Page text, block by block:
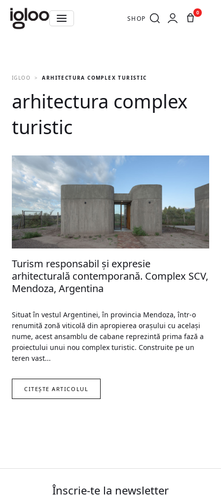
SHOP
0
IGLOO ARHITECTURA COMPLEX TURISTIC
arhitectura complex
turistic
Turism responsabil și expresie
arhitecturală contemporană. Complex SCV,
Mendoza, Argentina
Situat în vestul Argentinei, în provincia Mendoza, într-o
renumită zonă viticolă din apropierea orașului cu același
nume, acest ansamblu de cabane reprezintă prima fază a
proiectului unui nou complex turistic. Construite pe un
teren vast...
CITEȘTE ARTICOLUL
Înscrie-te la newsletter